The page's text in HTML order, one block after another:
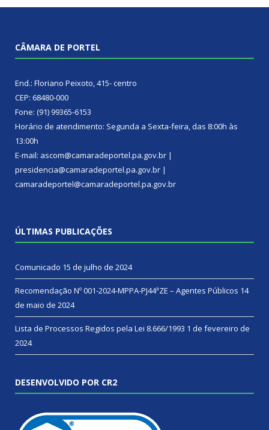
CÂMARA DE PORTEL
End.: Floriano Peixoto, 415- centro
CEP: 68480-000
Fone: (91) 99365-6153
Horário de atendimento: Segunda a Sexta-feira, das 8:00h às
13:00h
E-mail: ascom@camaradeportel.pa.gov.br |
presidencia@camaradeportel.pa.gov.br |
camaradeportel@camaradeportel.pa.gov.br
ÚLTIMAS PUBLICAÇÕES
Comunicado 15 de julho de 2024
Recomendação Nº 001-2024-MPPA-PJ44ªZE – Agentes Públicos 14
de maio de 2024
Lista de Processos Regidos pela Lei 8.666/1993 1 de fevereiro de
2024
DESENVOLVIDO POR CR2